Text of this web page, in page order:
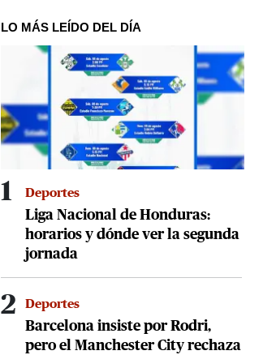
LO MÁS LEÍDO DEL DÍA
1 Deportes
Liga Nacional de Honduras:
horarios y dónde ver la segunda
jornada
2 Deportes
Barcelona insiste por Rodri,
pero el Manchester City rechaza